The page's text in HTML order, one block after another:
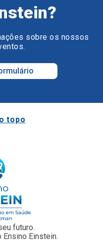
sobre os nossos
topo
futuro.
Einstein.